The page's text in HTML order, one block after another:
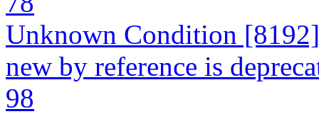
Unknown Condition
new by reference is
98